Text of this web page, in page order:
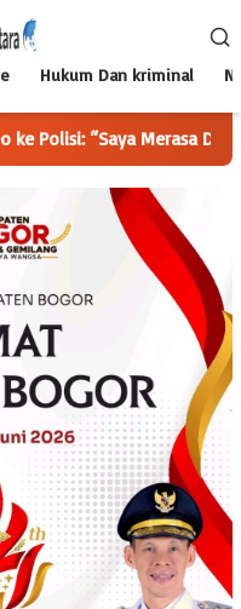
Hukum Dan kriminal
Merasa Dicemarkan